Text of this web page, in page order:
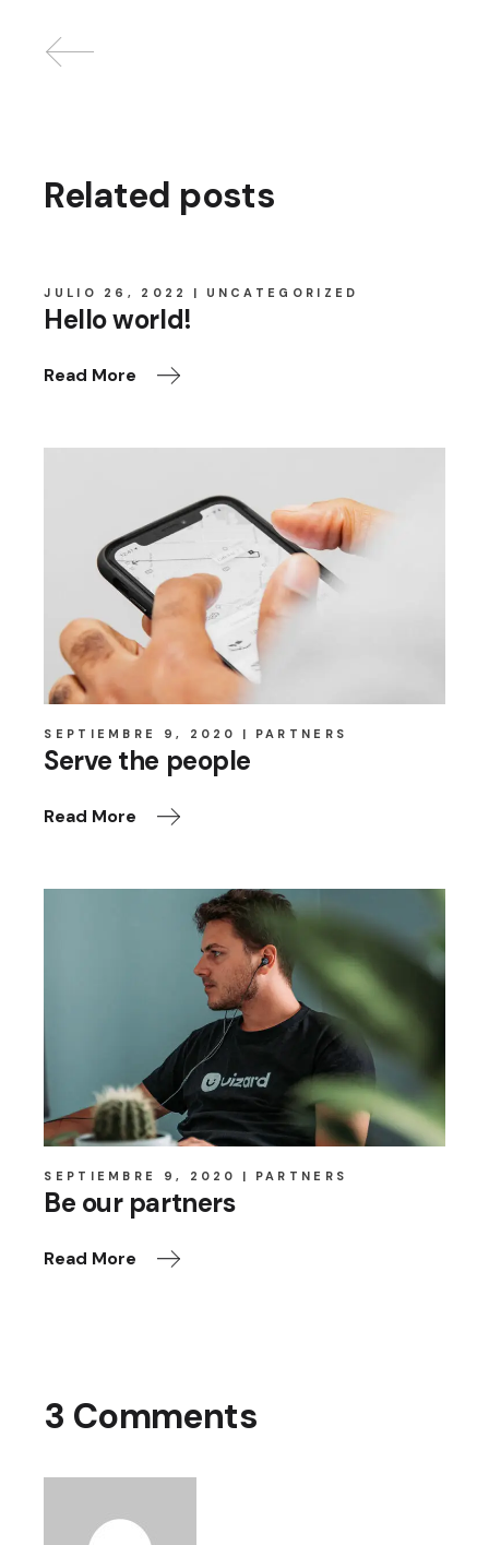
Related posts
JULIO 26, 2022 UNCATEGORIZED
Hello world!
Read More
SEPTIEMBRE 9, 2020 PARTNERS
Serve the people
Read More
SEPTIEMBRE 9, 2020 PARTNERS
Be our partners
Read More
3 Comments